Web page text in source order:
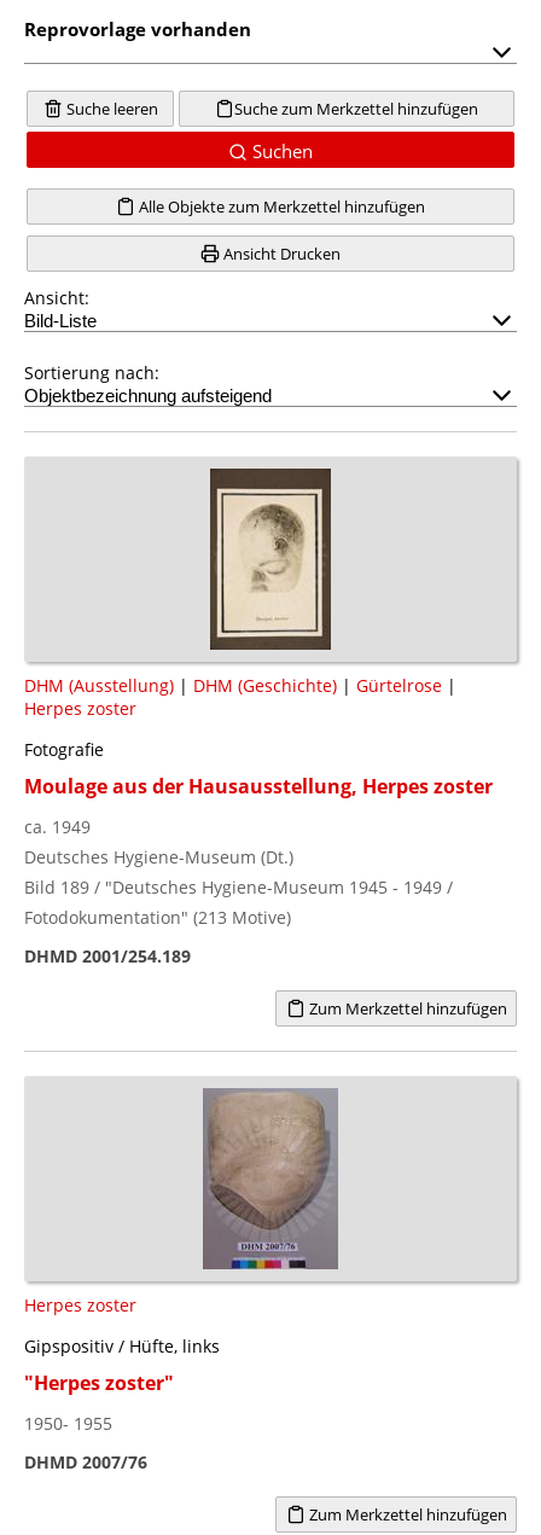
Reprovorlage vorhanden
Suche leeren Suche zum Merkzettel hinzufügen
Suchen
Alle Objekte zum Merkzettel hinzufügen
Ansicht Drucken
Ansicht:
Sortierung nach:
DHM (Ausstellung) | DHM (Geschichte) | Gürtelrose |
Herpes zoster
Fotografie
Moulage aus der Hausausstellung, Herpes zoster
ca. 1949
Deutsches Hygiene-Museum (Dt.)
Bild 189 / "Deutsches Hygiene-Museum 1945 - 1949 /
Fotodokumentation" (213 Motive)
DHMD 2001/254.189
Zum Merkzettel hinzufügen
Herpes zoster
Gipspositiv / Hüfte, links
"Herpes zoster"
1950- 1955
DHMD 2007/76
Zum Merkzettel hinzufügen